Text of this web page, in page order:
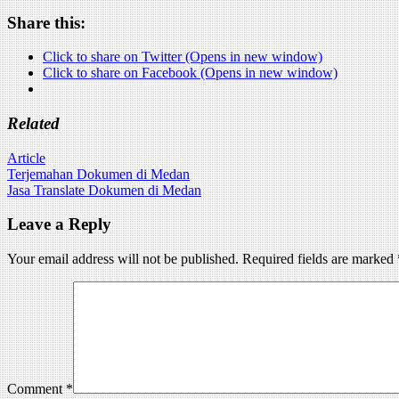
Share this:
Click to share on Twitter (Opens in new window)
Click to share on Facebook (Opens in new window)
Related
Article
Post
navigation
Terjemahan Dokumen di Medan
Jasa Translate Dokumen di Medan
Leave a Reply
Your email address will not be published. Required fields are marked
Comment*